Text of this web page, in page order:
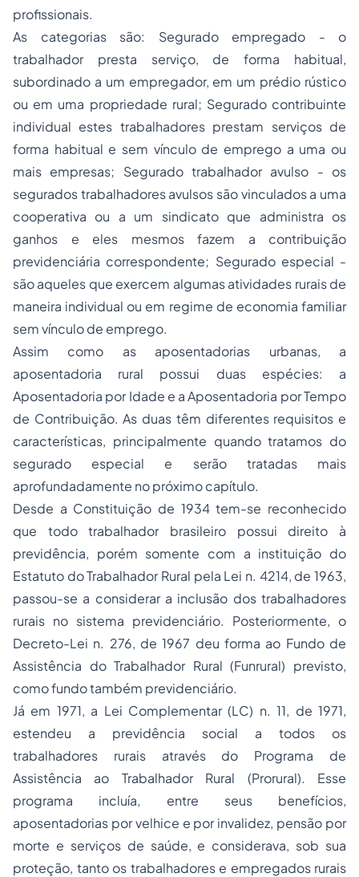
profissionais.
As categorias são: Segurado empregado - o
trabalhador presta serviço, de forma habitual,
subordinado a um empregador, em um prédio rústico
ou em uma propriedade rural; Segurado contribuinte
individual estes trabalhadores prestam serviços de
forma habitual e sem vínculo de emprego a uma ou
mais empresas; Segurado trabalhador avulso - os
segurados trabalhadores avulsos são vinculados a uma
cooperativa ou a um sindicato que administra os
ganhos e eles mesmos fazem a contribuição
previdenciária correspondente; Segurado especial -
são aqueles que exercem algumas atividades rurais de
maneira individual ou em regime de economia familiar
sem vínculo de emprego.
Assim como as aposentadorias urbanas, a
aposentadoria rural possui duas espécies: a
Aposentadoria por Idade e a Aposentadoria por Tempo
de Contribuição. As duas têm diferentes requisitos e
características, principalmente quando tratamos do
segurado especial e serão tratadas mais
aprofundadamente no próximo capítulo.
Desde a Constituição de 1934 tem-se reconhecido
que todo trabalhador brasileiro possui direito à
previdência, porém somente com a instituição do
Estatuto do Trabalhador Rural pela Lei n. 4214, de 1963,
passou-se a considerar a inclusão dos trabalhadores
rurais no sistema previdenciário. Posteriormente, o
Decreto-Lei n. 276, de 1967 deu forma ao Fundo de
Assistência do Trabalhador Rural (Funrural) previsto,
como fundo também previdenciário.
Já em 1971, a Lei Complementar (LC) n. 11, de 1971,
estendeu a previdência social a todos os
trabalhadores rurais através do Programa de
Assistência ao Trabalhador Rural (Prorural). Esse
programa incluía, entre seus benefícios,
aposentadorias por velhice e por invalidez, pensão por
morte e serviços de saúde, e considerava, sob sua
proteção, tanto os trabalhadores e empregados rurais